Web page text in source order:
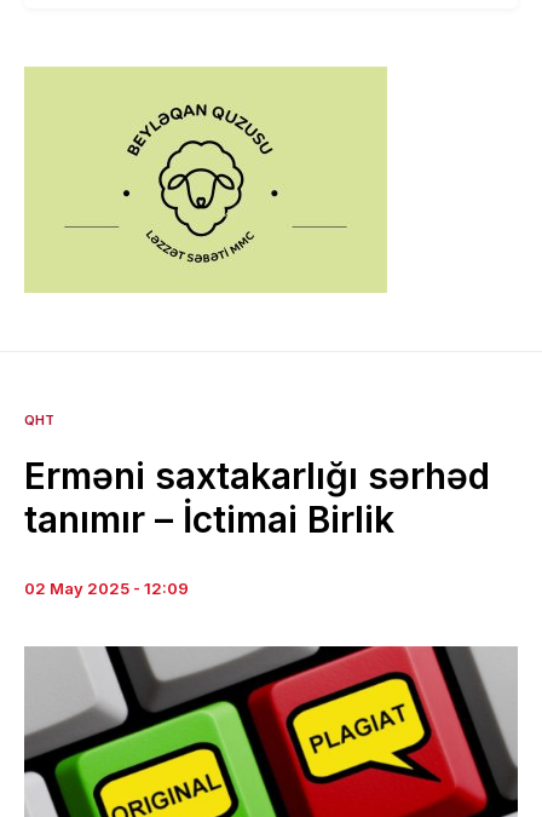
QHT
Erməni saxtakarlığı sərhəd
tanımır – İctimai Birlik
02 May 2025 - 12:09